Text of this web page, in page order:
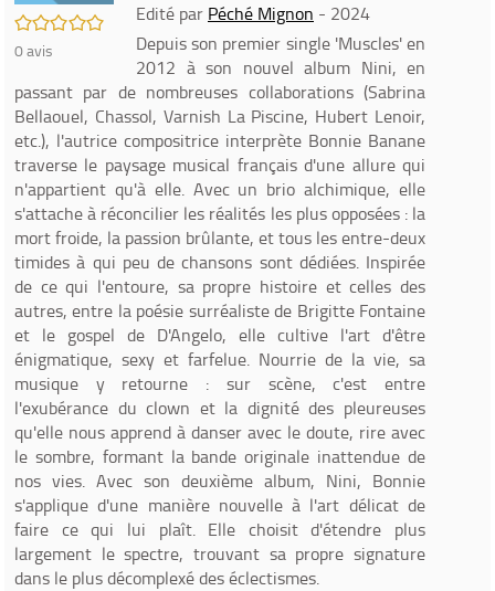
/5
0avis
Edité par Péché Mignon - 2024
Depuis son premier single 'Muscles' en
2012 à son nouvel album Nini, en
passant par de nombreuses collaborations (Sabrina
Bellaouel, Chassol, Varnish La Piscine, Hubert Lenoir,
etc.), l'autrice compositrice interprète Bonnie Banane
traverse le paysage musical français d'une allure qui
n'appartient qu'à elle. Avec un brio alchimique, elle
s'attache à réconcilier les réalités les plus opposées : la
mort froide, la passion brûlante, et tous les entre-deux
timides à qui peu de chansons sont dédiées. Inspirée
de ce qui l'entoure, sa propre histoire et celles des
autres, entre la poésie surréaliste de Brigitte Fontaine
et le gospel de D'Angelo, elle cultive l'art d'être
énigmatique, sexy et farfelue. Nourrie de la vie, sa
musique y retourne : sur scène, c'est entre
l'exubérance du clown et la dignité des pleureuses
qu'elle nous apprend à danser avec le doute, rire avec
le sombre, formant la bande originale inattendue de
nos vies. Avec son deuxième album, Nini, Bonnie
s'applique d'une manière nouvelle à l'art délicat de
faire ce qui lui plaît. Elle choisit d'étendre plus
largement le spectre, trouvant sa propre signature
dans le plus décomplexé des éclectismes.